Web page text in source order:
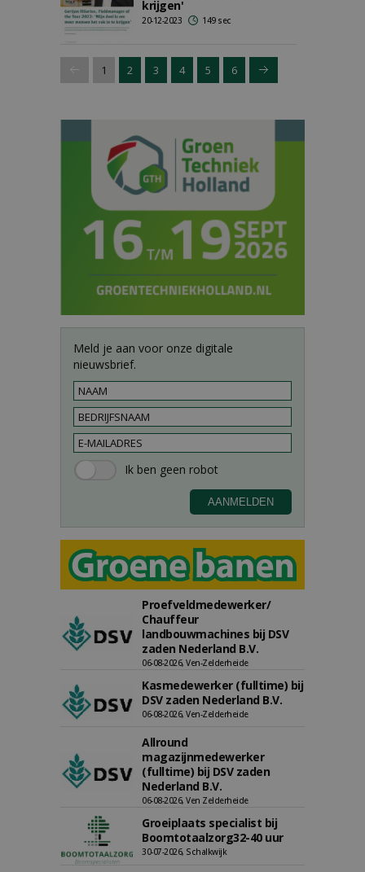
krijgen'
20-12-2023 149 sec
1 2 3 4 5 6
Meld je aan voor onze digitale
nieuwsbrief.
Proefveldmedewerker/
Chauffeur
landbouwmachines bij DSV
zaden Nederland B.V.
06-08-2026, Ven-Zelderheide
Kasmedewerker (fulltime) bij
DSV zaden Nederland B.V.
06-08-2026, Ven-Zelderheide
Allround
magazijnmedewerker
(fulltime) bij DSV zaden
Nederland B.V.
06-08-2026, Ven Zelderheide
Groeiplaats specialist bij
Boomtotaalzorg32-40 uur
30-07-2026, Schalkwijk